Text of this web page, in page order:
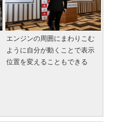
エンジンの周囲にまわりこむ
ように自分が動くことで表示
位置を変えることもできる